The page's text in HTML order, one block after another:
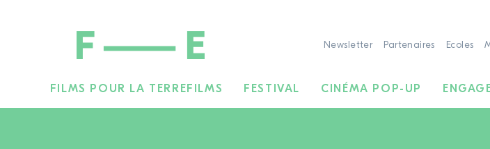
Newsletter Partenaires Ecoles
FILMS POUR LA TERRE FILMS FESTIVAL CINÉMA POP-UP